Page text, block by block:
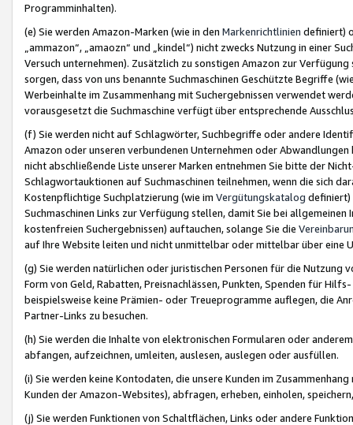
Programminhalten).
(e) Sie werden Amazon-Marken (wie in den Markenrichtlinien definiert)
„ammazon“, „amaozn“ und „kindel“) nicht zwecks Nutzung in einer
Versuch unternehmen). Zusätzlich zu sonstigen Amazon zur
sorgen, dass von uns benannte Suchmaschinen Geschützte Begriffe
Werbeinhalte im Zusammenhang mit Suchergebnissen verwendet
vorausgesetzt die Suchmaschine verfügt über entsprechende
(f) Sie werden nicht auf Schlagwörter, Suchbegriffe oder andere
Amazon oder unseren verbundenen Unternehmen oder
nicht abschließende Liste unserer Marken entnehmen Sie bitte der
Schlagwortauktionen auf Suchmaschinen teilnehmen, wenn die sich
Kostenpflichtige Suchplatzierung (wie im Vergütungskatalog definiert)
Suchmaschinen Links zur Verfügung stellen, damit Sie bei
kostenfreien Suchergebnissen) auftauchen, solange Sie die
auf Ihre Website leiten und nicht unmittelbar oder mittelbar über eine
(g) Sie werden natürlichen oder juristischen Personen für die Nutzung
Form von Geld, Rabatten, Preisnachlässen, Punkten, Spenden für
beispielsweise keine Prämien- oder Treueprogramme auflegen, die
Partner-Links zu besuchen.
(h) Sie werden die Inhalte von elektronischen Formularen oder
abfangen, aufzeichnen, umleiten, auslesen, auslegen oder ausfüllen.
(i) Sie werden keine Kontodaten, die unsere Kunden im
Kunden der Amazon-Websites), abfragen, erheben, einholen,
(j) Sie werden Funktionen von Schaltflächen, Links oder andere